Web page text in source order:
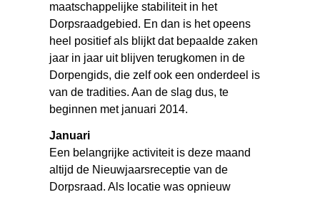
maatschappelijke stabiliteit in het
Dorpsraadgebied. En dan is het opeens
heel positief als blijkt dat bepaalde zaken
jaar in jaar uit blijven terugkomen in de
Dorpengids, die zelf ook een onderdeel is
van de tradities. Aan de slag dus, te
beginnen met januari 2014.
Januari
Een belangrijke activiteit is deze maand
altijd de Nieuwjaarsreceptie van de
Dorpsraad. Als locatie was opnieuw